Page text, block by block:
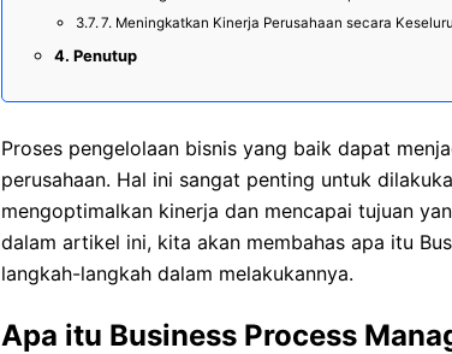
7. Meningkatkan Kinerja Perusahaan secara
Penutup
Proses pengelolaan bisnis yang baik dapat
perusahaan. Hal ini sangat penting untuk
mengoptimalkan kinerja dan mencapai tujuan
dalam artikel ini, kita akan membahas apa itu
langkah-langkah dalam melakukannya.
Apa itu Business Process